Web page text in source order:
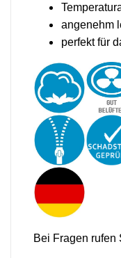
angenehm
perfekt für
Bei Fragen rufen